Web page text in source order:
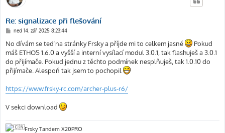
Re: signalizace při flešování
P
í
s
p
ě
v
e
ned 14. zář 2025 8:23:44
No dívám se teď na stránky Frsky a příjde mi to celkem jasné
Pokud
máš ETHOS 1.6.0 a vyšší a interní vysílací modul 3.0.1, tak flashuješ a 3.0.1
do přijímače. Pokud jednu z těchto podmínek nesplňuješ, tak 1.0.10 do
přijímače. Alespoň tak jsem to pochopil
https://www.frsky-rc.com/archer-plus-r6/
V sekci download
Frsky Tandem X20PRO